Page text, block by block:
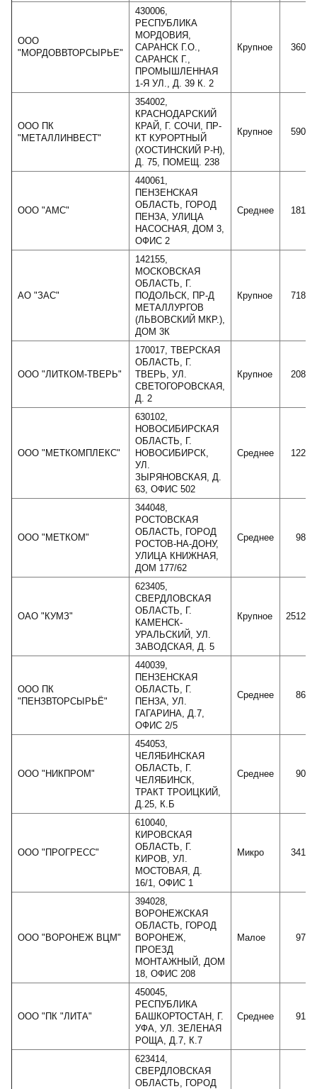
ООО
"МОРДОВВТОРСЫРЬЕ"
430006,
РЕСПУБЛИКА
МОРДОВИЯ,
САРАНСК Г.О.,
САРАНСК Г.,
ПРОМЫШЛЕННАЯ
1-Я УЛ., Д. 39 К. 2
Крупное
ООО ПК
"МЕТАЛЛИНВЕСТ"
354002,
КРАСНОДАРСКИЙ
КРАЙ, Г. СОЧИ, ПР-
КТ КУРОРТНЫЙ
(ХОСТИНСКИЙ Р-Н),
Д. 75, ПОМЕЩ. 238
Крупное
ООО "АМС"
440061,
ПЕНЗЕНСКАЯ
ОБЛАСТЬ, ГОРОД
ПЕНЗА, УЛИЦА
НАСОСНАЯ, ДОМ 3,
ОФИС 2
Среднее
АО "ЗАС"
142155,
МОСКОВСКАЯ
ОБЛАСТЬ, Г.
ПОДОЛЬСК, ПР-Д
МЕТАЛЛУРГОВ
(ЛЬВОВСКИЙ МКР.),
ДОМ 3К
Крупное
ООО "ЛИТКОМ-ТВЕРЬ"
170017, ТВЕРСКАЯ
ОБЛАСТЬ, Г.
ТВЕРЬ, УЛ.
СВЕТОГОРОВСКАЯ,
Д. 2
Крупное
ООО "МЕТКОМПЛЕКС"
630102,
НОВОСИБИРСКАЯ
ОБЛАСТЬ, Г.
НОВОСИБИРСК,
УЛ.
ЗЫРЯНОВСКАЯ, Д.
63, ОФИС 502
Среднее
ООО "МЕТКОМ"
344048,
РОСТОВСКАЯ
ОБЛАСТЬ, ГОРОД
РОСТОВ-НА-ДОНУ,
УЛИЦА КНИЖНАЯ,
ДОМ 177/62
Среднее
ОАО "КУМЗ"
623405,
СВЕРДЛОВСКАЯ
ОБЛАСТЬ, Г.
КАМЕНСК-
УРАЛЬСКИЙ, УЛ.
ЗАВОДСКАЯ, Д. 5
Крупное
ООО ПК
"ПЕНЗВТОРСЫРЬЁ"
440039,
ПЕНЗЕНСКАЯ
ОБЛАСТЬ, Г.
ПЕНЗА, УЛ.
ГАГАРИНА, Д.7,
ОФИС 2/5
Среднее
ООО "НИКПРОМ"
454053,
ЧЕЛЯБИНСКАЯ
ОБЛАСТЬ, Г.
ЧЕЛЯБИНСК,
ТРАКТ ТРОИЦКИЙ,
Д.25, К.Б
Среднее
ООО "ПРОГРЕСС"
610040,
КИРОВСКАЯ
ОБЛАСТЬ, Г.
КИРОВ, УЛ.
МОСТОВАЯ, Д.
16/1, ОФИС 1
Микро
ООО "ВОРОНЕЖ ВЦМ"
394028,
ВОРОНЕЖСКАЯ
ОБЛАСТЬ, ГОРОД
ВОРОНЕЖ,
ПРОЕЗД
МОНТАЖНЫЙ, ДОМ
18, ОФИС 208
Малое
ООО "ПК "ЛИТА"
450045,
РЕСПУБЛИКА
БАШКОРТОСТАН, Г.
УФА, УЛ. ЗЕЛЕНАЯ
РОЩА, Д.7, К.7
Среднее
623414,
СВЕРДЛОВСКАЯ
ОБЛАСТЬ, ГОРОД